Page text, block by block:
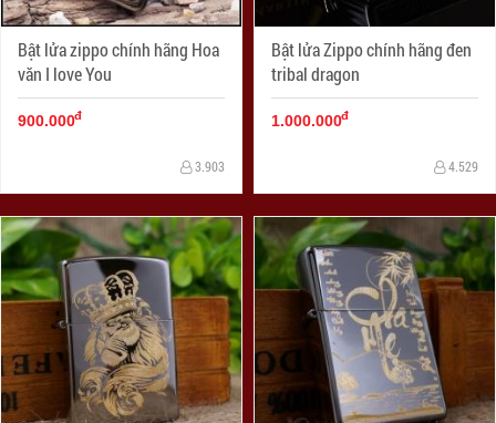
Bật lửa zippo chính hãng Hoa
văn I love You
900.000đ
3.903
Bật lửa Zippo chính hãng đen
tribal dragon
1.000.000đ
4.529